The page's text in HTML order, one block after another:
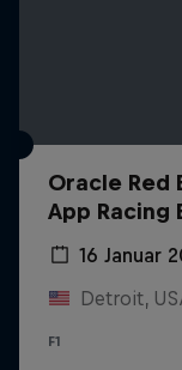
Oracle Red
App Racing
16 Januar
Detroit,
F1